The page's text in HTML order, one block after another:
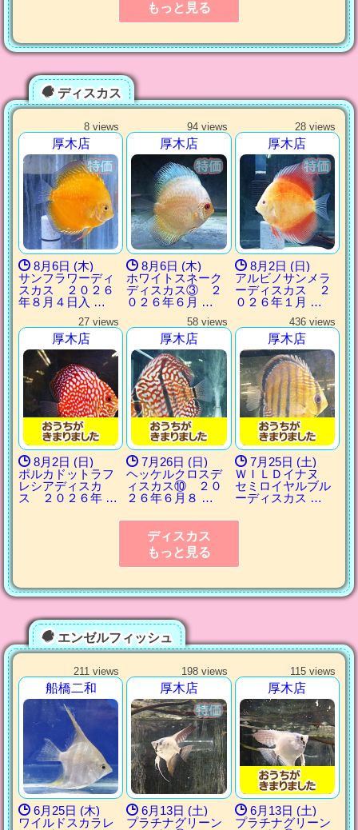
もっと見る
ディスカス
8 views
厚木店
8月6日 (木)
サンフラワーディ
スカス ２０２６
年８月４日入 …
94 views
厚木店
8月6日 (木)
ホワイトスネーク
ディスカス③ ２
０２６年６月 …
28 views
厚木店
8月2日 (日)
アルビノサンメラ
ーディスカス ２
０２６年１月 …
27 views
厚木店
8月2日 (日)
ポルカドットラフ
レシアディスカ
ス ２０２６年 …
58 views
厚木店
7月26日 (日)
ヘッケルクロスデ
ィスカス⑩ ２０
２６年６月８ …
436 views
厚木店
7月25日 (土)
ＷＩＬＤイナヌ
セミロイヤルブル
ーディスカス …
ディスカス
もっと見る
エンゼルフィッシュ
211 views
船橋二和
6月25日 (木)
ワイルドスカラレ
198 views
厚木店
6月13日 (土)
プラチナグリーン
115 views
厚木店
6月13日 (土)
プラチナグリーン